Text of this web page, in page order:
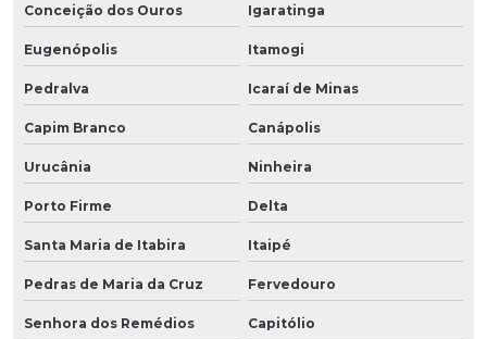
Conceição dos Ouros Igaratinga
Eugenópolis Itamogi
Pedralva Icaraí de Minas
Capim Branco Canápolis
Urucânia Ninheira
Porto Firme Delta
Santa Maria de Itabira Itaipé
Pedras de Maria da Cruz Fervedouro
Senhora dos Remédios Capitólio